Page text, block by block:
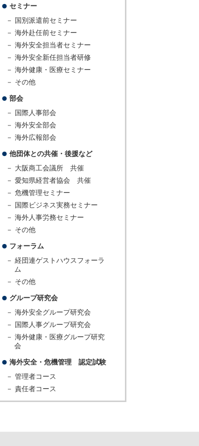
セミナー
－ 国別派遣前セミナー
－ 海外赴任前セミナー
－ 海外安全担当者セミナー
－ 海外安全新任担当者研修
－ 海外健康・医療セミナー
－ その他
部会
－ 国際人事部会
－ 海外安全部会
－ 海外広報部会
他団体との共催・後援など
－ 大阪商工会議所 共催
－ 愛知県経営者協会 共催
－ 危機管理セミナー
－ 国際ビジネス実務セミナー
－ 海外人事労務セミナー
－ その他
フォーラム
－ 経団連ゲストハウスフォーラ
ム
－ その他
グループ研究会
－ 海外安全グループ研究会
－ 国際人事グループ研究会
－ 海外健康・医療グループ研究
会
海外安全・危機管理 認定試験
－ 管理者コース
－ 責任者コース